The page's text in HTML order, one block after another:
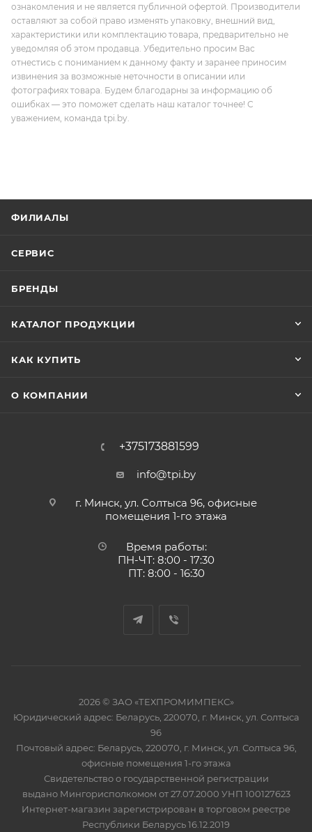
ознакомления и не является публичной офертой. Производители
оставляют за собой право изменять упаковку, внешний вид,
характеристики или комплектацию товара, предварительно не
уведомляя об этом продавца. Убедительно просим Вас
отнестись с пониманием к данному факту и заранее приносим
извинения за возможные неточности в описании или
фотографиях товара. Будем благодарны за информацию об
ошибках — это поможет сделать наш каталог точнее! С
уважением, команда tpi.by.
ФИЛИАЛЫ
СЕРВИС
БРЕНДЫ
КАТАЛОГ ПРОДУКЦИИ
КАК КУПИТЬ
О КОМПАНИИ
+375173881599
info@tpi.by
г. Минск, ул. Солтыса 96, офисные
помещения 1-го этажа
Время работы:
ПН-ЧТ: 8:00 - 17:30
ПТ: 8:00 - 16:30
2026 © ЗАО «ТЕХПРОМИМПЕКС»
Юридический адрес: Беларусь, 220070, г. Минск, ул. Солтыса
96
Почтовый адрес: Беларусь, 220070, г. Минск, ул. Солтыса 96,
офисные помещения 1-го этажа
Свидетельство о государственной регистрации
выдано Мингорисполкомом от 27.07.2000 УНП 100127623
Интернет-магазин зарегистрирован в торговом реестре
Республики Беларусь 16.12.2019